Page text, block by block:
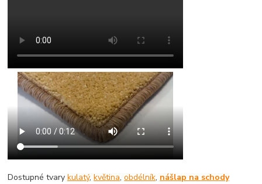
Dostupné tvarykulatý,květina,obdélník, nášlap na schody